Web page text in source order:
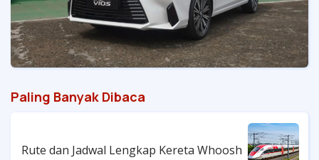
Paling Banyak Dibaca
Rute dan Jadwal Lengkap Kereta Whoosh